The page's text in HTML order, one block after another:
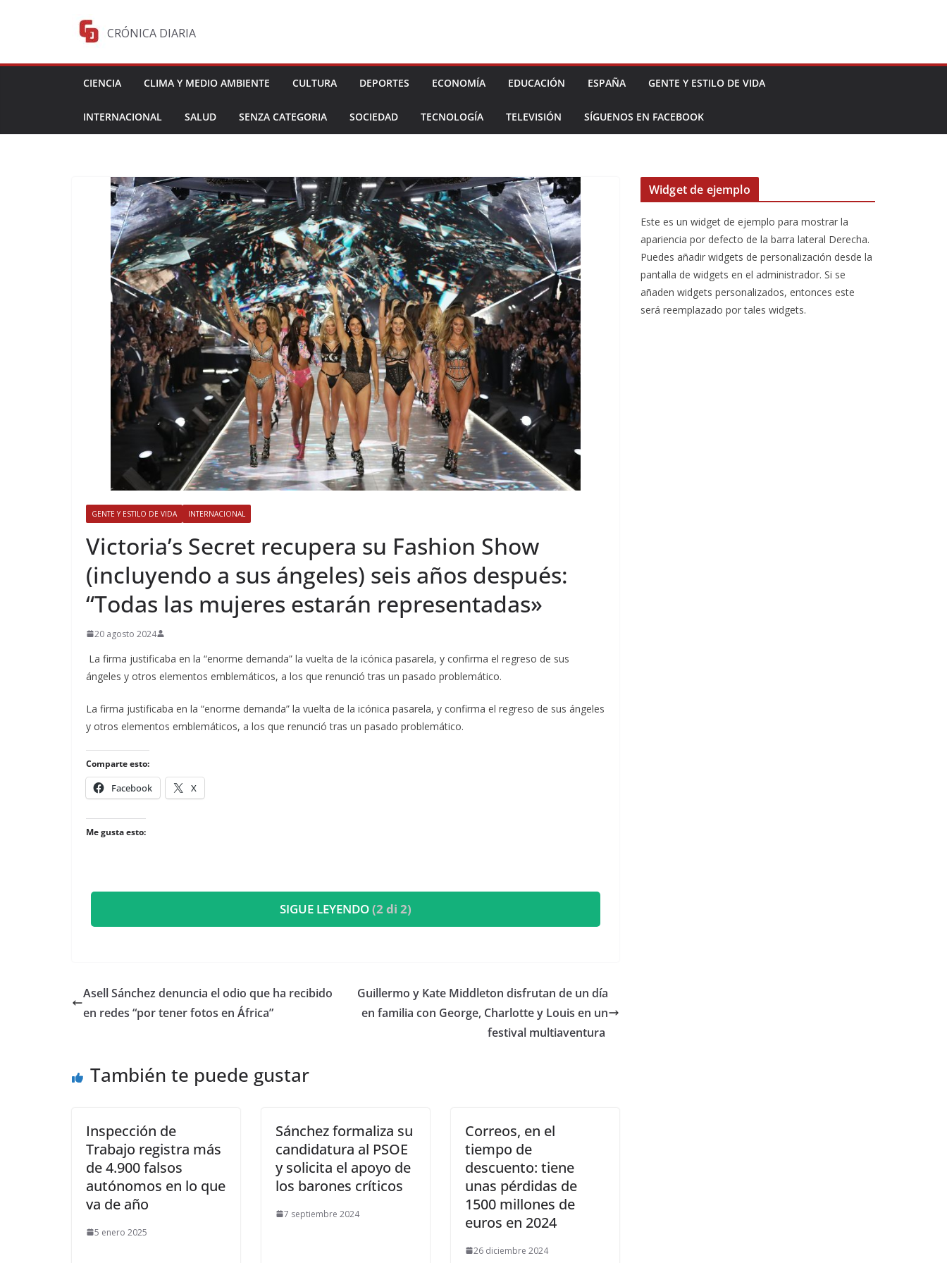
CRÓNICA DIARIA
CIENCIA CLIMA Y MEDIO AMBIENTE CULTURA DEPORTES ECONOMÍA EDUCACIÓN ESPAÑA GENTE Y ESTILO DE VIDA
INTERNACIONAL SALUD SENZA CATEGORIA SOCIEDAD TECNOLOGÍA TELEVISIÓN SÍGUENOS EN FACEBOOK
GENTE Y ESTILO DE VIDA INTERNACIONAL
​Victoria’s Secret recupera su Fashion Show
(incluyendo a sus ángeles) seis años después:
“Todas las mujeres estarán representadas»
20 agosto 2024
La firma justificaba en la “enorme demanda” la vuelta de la icónica pasarela, y confirma el regreso de sus
ángeles y otros elementos emblemáticos, a los que renunció tras un pasado problemático.
​La firma justificaba en la “enorme demanda” la vuelta de la icónica pasarela, y confirma el regreso de sus ángeles
y otros elementos emblemáticos, a los que renunció tras un pasado problemático.
Comparte esto:
Facebook X
Me gusta esto:
SIGUE LEYENDO(2 di 2)
Asell Sánchez denuncia el odio que ha recibido
en redes “por tener fotos en África”
​Guillermo y Kate Middleton disfrutan de un día
en familia con George, Charlotte y Louis en un
festival multiaventura
También te puede gustar
Inspección de
Trabajo registra más
de 4.900 falsos
autónomos en lo que
va de año
5 enero 2025
Sánchez formaliza su
candidatura al PSOE
y solicita el apoyo de
los barones críticos
7 septiembre 2024
Correos, en el
tiempo de
descuento: tiene
unas pérdidas de
1500 millones de
euros en 2024
26 diciembre 2024
Widget de ejemplo
Este es un widget de ejemplo para mostrar la
apariencia por defecto de la barra lateral Derecha.
Puedes añadir widgets de personalización desde la
pantalla de widgets en el administrador. Si se
añaden widgets personalizados, entonces este
será reemplazado por tales widgets.